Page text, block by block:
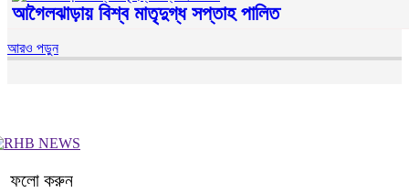
আগৈলঝাড়ায় বিশ্ব মাতৃদুগ্ধ সপ্তাহ পালিত
আরও পড়ুন
ফলো করুন